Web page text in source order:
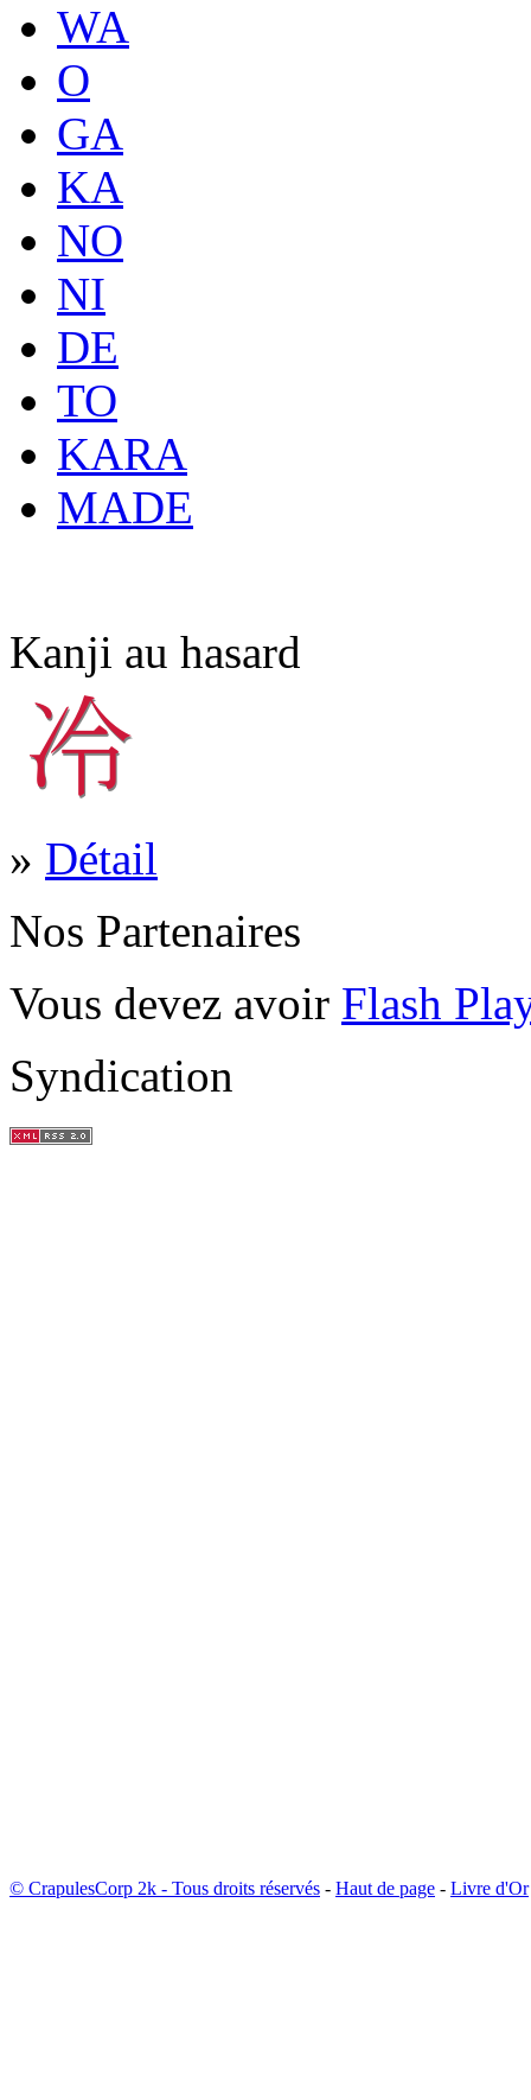
WA
O
GA
KA
NO
NI
DE
TO
KARA
MADE
Kanji au hasard
» Détail
Nos Partenaires
Vous devez avoir Flash
Syndication
© CrapulesCorp 2k - Tous droits réservés - Haut de page - Livre d'Or